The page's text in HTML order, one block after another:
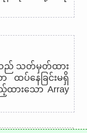
းသည် သတ်မှတ်ထား
ထပ်နေခြင်းမရှိ
ထားသော Array